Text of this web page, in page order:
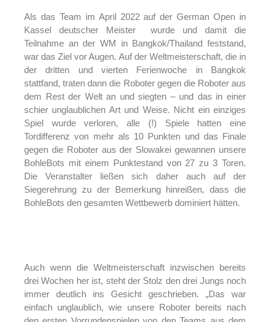
Als das Team im April 2022 auf der German Open in
Kassel deutscher Meister wurde und damit die
Teilnahme an der WM in Bangkok/Thailand feststand,
war das Ziel vor Augen. Auf der Weltmeisterschaft, die in
der dritten und vierten Ferienwoche in Bangkok
stattfand, traten dann die Roboter gegen die Roboter aus
dem Rest der Welt an und siegten – und das in einer
schier unglaublichen Art und Weise. Nicht ein einziges
Spiel wurde verloren, alle (!) Spiele hatten eine
Tordifferenz von mehr als 10 Punkten und das Finale
gegen die Roboter aus der Slowakei gewannen unsere
BohleBots mit einem Punktestand von 27 zu 3 Toren.
Die Veranstalter ließen sich daher auch auf der
Siegerehrung zu der Bemerkung hinreißen, dass die
BohleBots den gesamten Wettbewerb dominiert hätten.
Auch wenn die Weltmeisterschaft inzwischen bereits
drei Wochen her ist, steht der Stolz den drei Jungs noch
immer deutlich ins Gesicht geschrieben. „Das war
einfach unglaublich, wie unsere Roboter bereits nach